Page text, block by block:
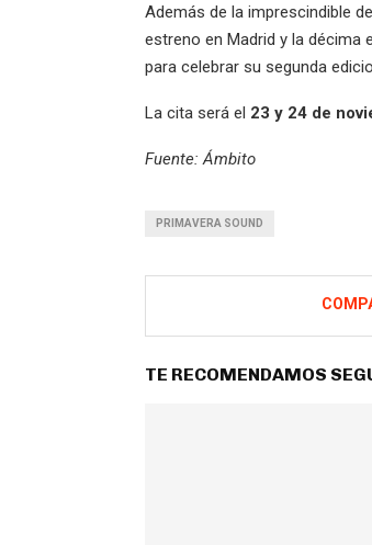
Además de la imprescindible
estreno en Madrid y la décima
para celebrar su segunda
La cita será el 23 y 24 de
Fuente: Ámbito
PRIMAVERA SOUND
TE RECOMENDAMOS